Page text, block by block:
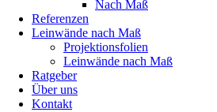
Nach Maß
Referenzen
Leinwände nach Maß
Projektionsfolien
Leinwände nach Maß
Ratgeber
Über uns
Kontakt